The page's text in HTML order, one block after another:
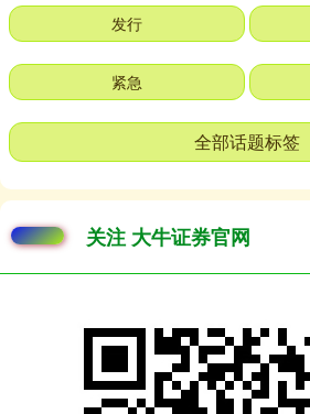
发行
紧急
全部话题标签
关注 大牛证券官网